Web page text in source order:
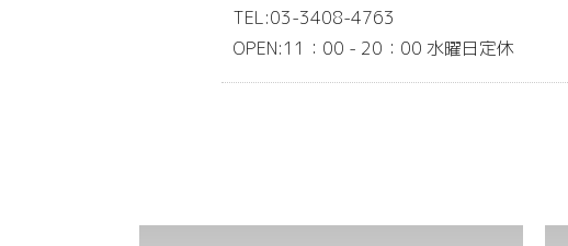
TEL:03-3408-4763
OPEN:11：00 - 20：00 水曜日定休